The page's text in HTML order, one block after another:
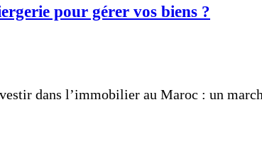
pour gérer vos biens ?
dans l’immobilier au Maroc : un